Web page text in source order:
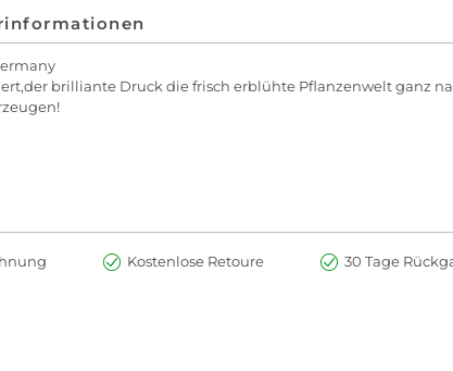
brilliante Druck die frisch erblühte Pflanzenwelt ganz
Kostenlose Retoure 30 Tage